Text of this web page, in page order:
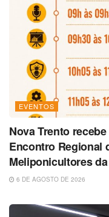
EVENTOS
Nova Trento
Encontro Regional
Meliponicultores
6 DE AGOSTO DE 2026